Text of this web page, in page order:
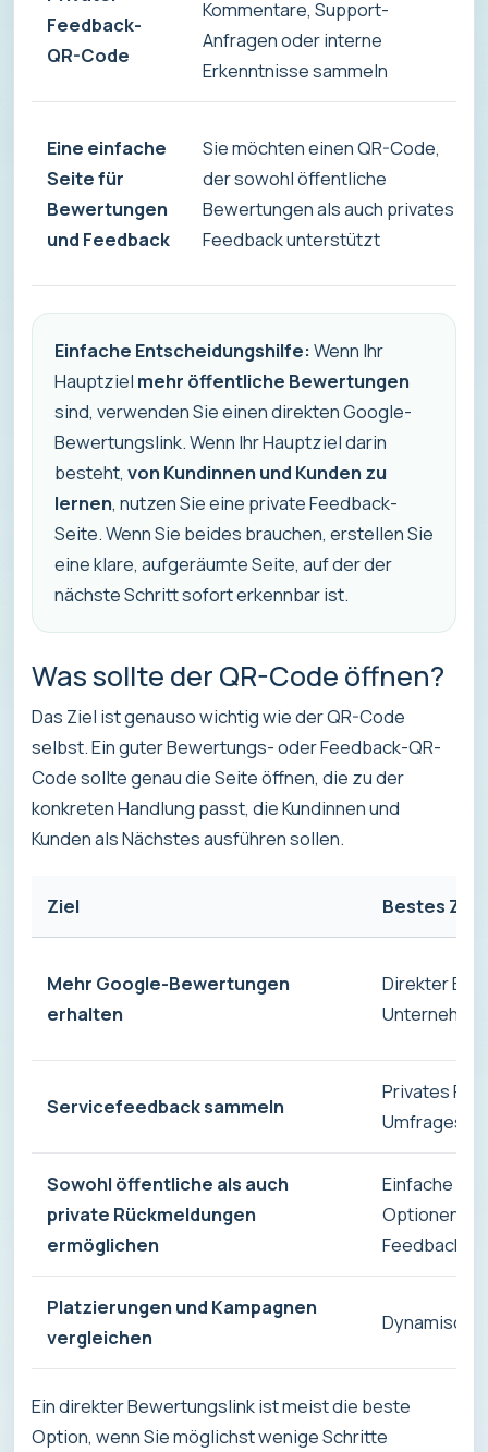
Feedback-
QR-Code
Kommentare, Support-
Anfragen oder interne
Erkenntnisse sammeln
Eine einfache
Seite für
Bewertungen
und Feedback
Sie möchten einen QR-Code,
der sowohl öffentliche
Bewertungen als auch privates
Feedback unterstützt
Einfache Entscheidungshilfe: Wenn Ihr
Hauptziel mehr öffentliche Bewertungen
sind, verwenden Sie einen direkten Google-
Bewertungslink. Wenn Ihr Hauptziel darin
besteht, von Kundinnen und Kunden zu
lernen, nutzen Sie eine private Feedback-
Seite. Wenn Sie beides brauchen, erstellen Sie
eine klare, aufgeräumte Seite, auf der der
nächste Schritt sofort erkennbar ist.
Was sollte der QR-Code öffnen?
Das Ziel ist genauso wichtig wie der QR-Code
selbst. Ein guter Bewertungs- oder Feedback-QR-
Code sollte genau die Seite öffnen, die zu der
konkreten Handlung passt, die Kundinnen und
Kunden als Nächstes ausführen sollen.
Ziel Bestes Ziel
Mehr Google-Bewertungen
erhalten
Direkter
Servicefeedback sammeln
Privates
Sowohl öffentliche als auch
private Rückmeldungen
ermöglichen
Einfache
Optionen
Feedback
Platzierungen und Kampagnen
vergleichen
Ein direkter Bewertungslink ist meist die beste
Option, wenn Sie möglichst wenige Schritte